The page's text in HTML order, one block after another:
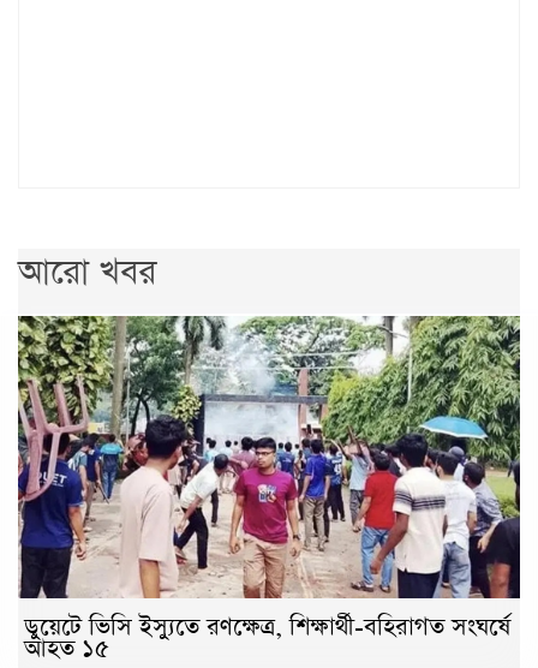
আরো খবর
ডুয়েটে ভিসি ইস্যুতে রণক্ষেত্র, শিক্ষার্থী-বহিরাগত সংঘর্ষে
আহত ১৫